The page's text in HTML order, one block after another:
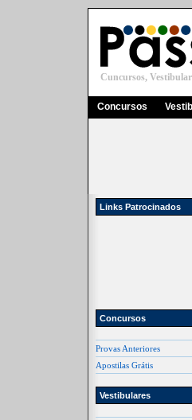
Cuncursos,
Concursos
Links Patrocinados
Concursos
Provas Anteriores
Apostilas Grátis
Vestibulares